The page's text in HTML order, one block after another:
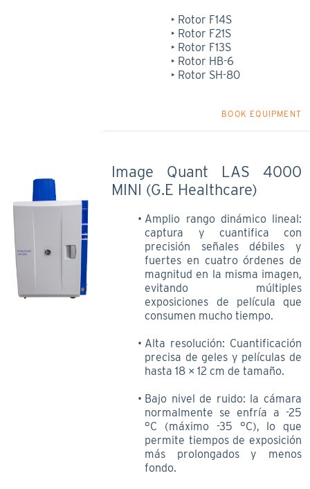
Rotor F14S
Rotor F21S
Rotor F13S
Rotor HB-6
Rotor SH-80
BOOK EQUIPMENT
Image Quant LAS 4000
MINI (G.E Healthcare)
Amplio rango dinámico lineal:
captura y cuantifica con
precisión señales débiles y
fuertes en cuatro órdenes de
magnitud en la misma imagen,
evitando múltiples
exposiciones de película que
consumen mucho tiempo.
Alta resolución: Cuantificación
precisa de geles y películas de
hasta 18 × 12 cm de tamaño.
Bajo nivel de ruido: la cámara
normalmente se enfría a -25
°C (máximo -35 °C), lo que
permite tiempos de exposición
más prolongados y menos
fondo.